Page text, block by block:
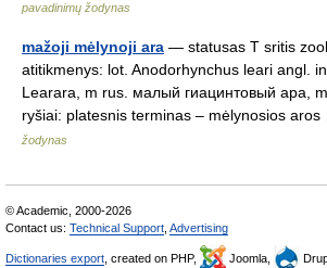
pavadinimų žodynas
mažoji mėlynoji ara — statusas T sritis
atitikmenys: lot. Anodorhynchus leari angl.
Learara, m rus. малый гиацинтовый ара,
ryšiai: platesnis terminas – mėlynosios
žodynas
© Academic, 2000-2026
Contact us: Technical Support Advertising
Dictionaries export , created on PHP, Joomla,